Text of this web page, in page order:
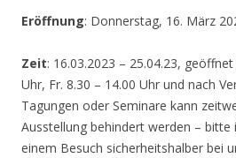
Eröffnung: Donnerstag, 16. März
Zeit: 16.03.2023 – 25.04.23,
Uhr, Fr. 8.30 – 14.00 Uhr und nach
Tagungen oder Seminare kann
Ausstellung behindert werden –
einem Besuch sicherheitshalber bei